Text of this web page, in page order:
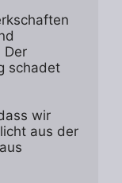
Der
schadet
wir
aus der